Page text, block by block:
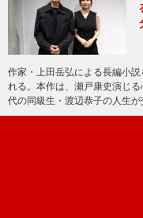
作家・上田岳弘による長編小
れる。本作は、瀬戸康史演じ
代の同級生・渡辺恭子の人生